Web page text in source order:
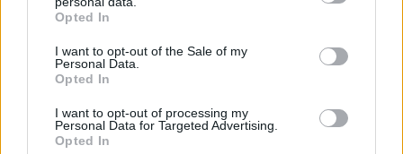
grant or deny consent to Google and its third-party tags to
use your data for below specified purposes in below Google
consent section.
Opted In
I want to opt-out of the Sale of my
Personal Data.
Opted In
I want to opt-out of processing my
Personal Data for Targeted Advertising.
Opted In